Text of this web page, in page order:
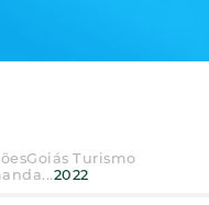
Goiás Turismo
2022